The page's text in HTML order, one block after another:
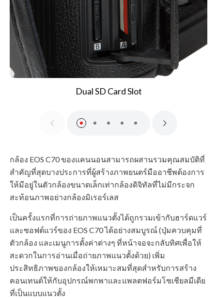
Dual SD Card Slot
กล้อง EOS C70 ของแคนนอนสามารถผสานรวมคุณสมบัติที่
สำคัญที่สุดบางประการที่ผู้สร้างภาพยนตร์มืออาชีพต้องการ
ให้มีอยู่ในตัวกล้องขนาดเล็กเท่ากล้องดิจิทัลที่ไม่มีกระจก
สะท้อนภาพอย่างกล้องมิเรอร์เลส
เป็นครั้งแรกที่การถ่ายภาพแนวตั้งได้ถูกรวมเข้ากับฮาร์ดแวร์
และซอฟต์แวร์ของ EOS C70 ได้อย่างสมบูรณ์ (ปุ่มควบคุมที่
ตัวกล้อง และเมนูการตั้งค่าต่างๆ ที่หน้าจอจะกลับทิศเพื่อให้
สะดวกในการอ่านเมื่อถ่ายภาพแนวตั้งด้วย) เพิ่ม
ประสิทธิภาพของกล้องให้เหมาะสมที่สุดสำหรับการสร้าง
คอนเทนต์ให้กับอุปกรณ์พกพาและแพลตฟอร์มโซเชียลมีเดีย
ที่เป็นแบบแนวตั้ง